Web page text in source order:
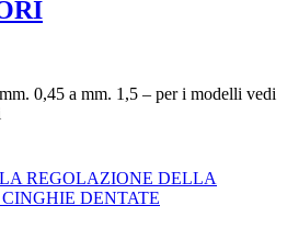
0,45 a mm. 1,5 – per i modelli vedi